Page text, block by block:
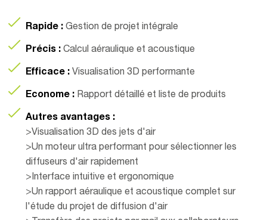
Rapide : Gestion de projet intégrale
Précis : Calcul aéraulique et acoustique
Efficace : Visualisation 3D performante
Econome : Rapport détaillé et liste de produits
Autres avantages :
>Visualisation 3D des jets d'air
>Un moteur ultra performant pour sélectionner les
diffuseurs d'air rapidement
>Interface intuitive et ergonomique
>Un rapport aéraulique et acoustique complet sur
l'étude du projet de diffusion d'air